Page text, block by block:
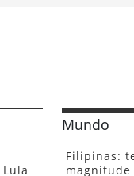
Mundo
Filipinas:
magnitude